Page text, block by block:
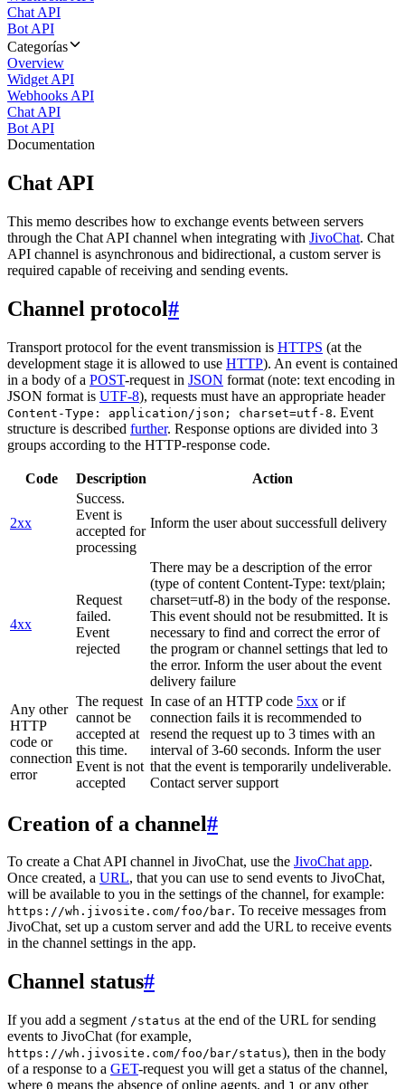
Chat API
Bot API
Categorías
Overview
Widget API
Webhooks API
Chat API
Bot API
Documentation
Chat API
This memo describes how to exchange events between servers
through the Chat API channel when integrating with JivoChat. Chat
API channel is asynchronous and bidirectional, a custom server is
required capable of receiving and sending events.
Channel protocol#
Transport protocol for the event transmission is HTTPS (at the
development stage it is allowed to use HTTP). An event is contained
in a body of a POST-request in JSON format (note: text encoding in
JSON format is UTF-8), requests must have an appropriate header
Content-Type: application/json; charset=utf-8. Event
structure is described further. Response options are divided into 3
groups according to the HTTP-response code.
Code Description Action
2xx
Success.
Event is
accepted for
processing
Inform the user about successfull delivery
4xx
Request
failed.
Event
rejected
There may be a description of the error
(type of content Content-Type: text/plain;
charset=utf-8) in the body of the response.
This event should not be resubmitted. It is
necessary to find and correct the error of
the program or channel settings that led to
the error. Inform the user about the event
delivery failure
Any other
HTTP
code or
connection
error
The request
cannot be
accepted at
this time.
Event is not
accepted
In case of an HTTP code 5xx or if
connection fails it is recommended to
resend the request up to 3 times with an
interval of 3-60 seconds. Inform the user
that the event is temporarily undeliverable.
Contact server support
Creation of a channel#
To create a Chat API channel in JivoChat, use the JivoChat app.
Once created, a URL, that you can use to send events to JivoChat,
will be available to you in the settings of the channel, for example:
https://wh.jivosite.com/foo/bar. To receive messages from
JivoChat, set up a custom server and add the URL to receive events
in the channel settings in the app.
Channel status#
If you add a segment /status at the end of the URL for sending
events to JivoChat (for example,
https://wh.jivosite.com/foo/bar/status), then in the body
of a response to a GET-request you will get a status of the channel,
where 0 means the absence of online agents, and 1 or any other